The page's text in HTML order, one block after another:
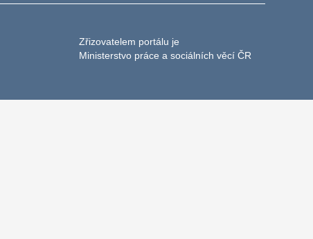
Zřizovatelem portálu je
Ministerstvo práce a sociálních věcí ČR